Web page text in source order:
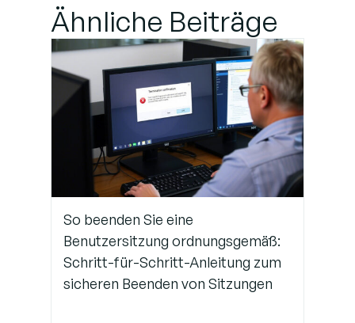
Administratoren)
Schritt 3: Aktivieren
der
Sitzungspersistenz
in Anwendungen
Schritt 4:
Überwachung
und
Verhinderung
von
Ähnliche Beiträge
So beenden Sie eine
Benutzersitzung ordnungsgemäß:
Schritt-für-Schritt-Anleitung zum
sicheren Beenden von Sitzungen